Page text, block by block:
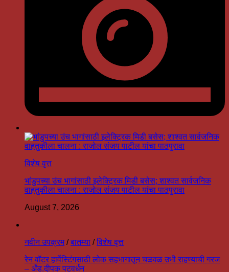
विशेष वृत्त
भांडुपच्या उंच भागांसाठी इलेक्ट्रिक मिडी बसेस; शाश्वत सार्वजनिक
वाहतुकीला चालना : राजोल संजय पाटील यांचा पाठपुरावा
August 7, 2026
नवीन उपक्रम/बातम्या /विशेष वृत्त
रेन वॉटर हार्वेस्टिंगसाठी लोक सहभागातून चळवळ उभी राहण्याची गरज
– अँड.दीपक पटवर्धन